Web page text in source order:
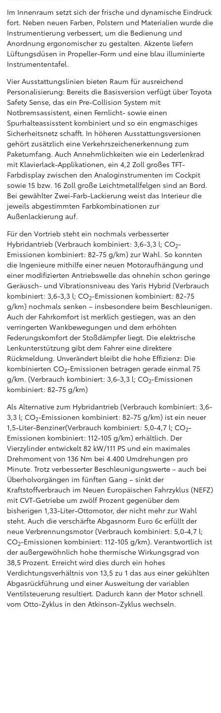
Im Innenraum setzt sich der frische und dynamische Eindruck
fort. Neben neuen Farben, Polstern und Materialien wurde die
Instrumentierung verbessert, um die Bedienung und
Anordnung ergonomischer zu gestalten. Akzente liefern
Lüftungsdüsen in Propeller-Form und eine blau illuminierte
Instrumententafel.
Vier Ausstattungslinien bieten Raum für ausreichend
Personalisierung: Bereits die Basisversion verfügt über Toyota
Safety Sense, das ein Pre-Collision System mit
Notbremsassistent, einen Fernlicht- sowie einen
Spurhalteassisstent kombiniert und so ein engmaschiges
Sicherheitsnetz schafft. In höheren Ausstattungsversionen
gehört zusätzlich eine Verkehrszeichenerkennung zum
Paketumfang. Auch Annehmlichkeiten wie ein Lederlenkrad
mit Klavierlack-Applikationen, ein 4,2 Zoll großes TFT-
Farbdisplay zwischen den Analoginstrumenten im Cockpit
sowie 15 bzw. 16 Zoll große Leichtmetallfelgen sind an Bord.
Bei gewählter Zwei-Farb-Lackierung weist das Interieur die
jeweils abgestimmten Farbkombinationen zur
Außenlackierung auf.
Für den Vortrieb steht ein nochmals verbesserter
Hybridantrieb (Verbrauch kombiniert: 3,6-3,3 l; CO2-
Emissionen kombiniert: 82-75 g/km) zur Wahl. So konnten
die Ingenieure mithilfe einer neuen Motoraufhängung und
einer modifizierten Antriebswelle das ohnehin schon geringe
Geräusch- und Vibrationsniveau des Yaris Hybrid (Verbrauch
kombiniert: 3,6-3,3 l; CO2-Emissionen kombiniert: 82-75
g/km) nochmals senken – insbesondere beim Beschleunigen.
Auch der Fahrkomfort ist merklich gestiegen, was an den
verringerten Wankbewegungen und dem erhöhten
Federungskomfort der Stoßdämpfer liegt. Die elektrische
Lenkunterstützung gibt dem Fahrer eine direktere
Rückmeldung. Unverändert bleibt die hohe Effizienz: Die
kombinierten CO2-Emissionen betragen gerade einmal 75
g/km. (Verbrauch kombiniert: 3,6-3,3 l; CO2-Emissionen
kombiniert: 82-75 g/km)
Als Alternative zum Hybridantrieb (Verbrauch kombiniert: 3,6-
3,3 l; CO2-Emissionen kombiniert: 82-75 g/km) ist ein neuer
1,5-Liter-Benziner(Verbrauch kombiniert: 5,0-4,7 l; CO2-
Emissionen kombiniert: 112-105 g/km) erhältlich. Der
Vierzylinder entwickelt 82 kW/111 PS und ein maximales
Drehmoment von 136 Nm bei 4.400 Umdrehungen pro
Minute. Trotz verbesserter Beschleunigungswerte – auch bei
Überholvorgängen im fünften Gang – sinkt der
Kraftstoffverbrauch im Neuen Europäischen Fahrzyklus (NEFZ)
mit CVT-Getriebe um zwölf Prozent gegenüber dem
bisherigen 1,33-Liter-Ottomotor, der nicht mehr zur Wahl
steht. Auch die verschärfte Abgasnorm Euro 6c erfüllt der
neue Verbrennungsmotor (Verbrauch kombiniert: 5,0-4,7 l;
CO2-Emissionen kombiniert: 112-105 g/km). Verantwortlich ist
der außergewöhnlich hohe thermische Wirkungsgrad von
38,5 Prozent. Erreicht wird dies durch ein hohes
Verdichtungsverhältnis von 13,5 zu 1 das aus einer gekühlten
Abgasrückführung und einer Ausweitung der variablen
Ventilsteuerung resultiert. Dadurch kann der Motor schnell
vom Otto-Zyklus in den Atkinson-Zyklus wechseln.